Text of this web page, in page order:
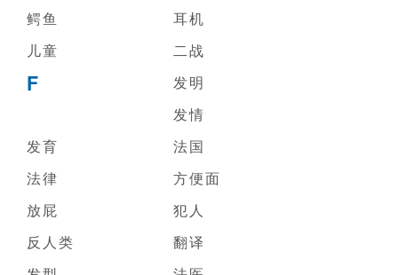
鳄鱼
耳机
儿童
二战
F
发明
发情
发育
法国
法律
方便面
放屁
犯人
反人类
翻译